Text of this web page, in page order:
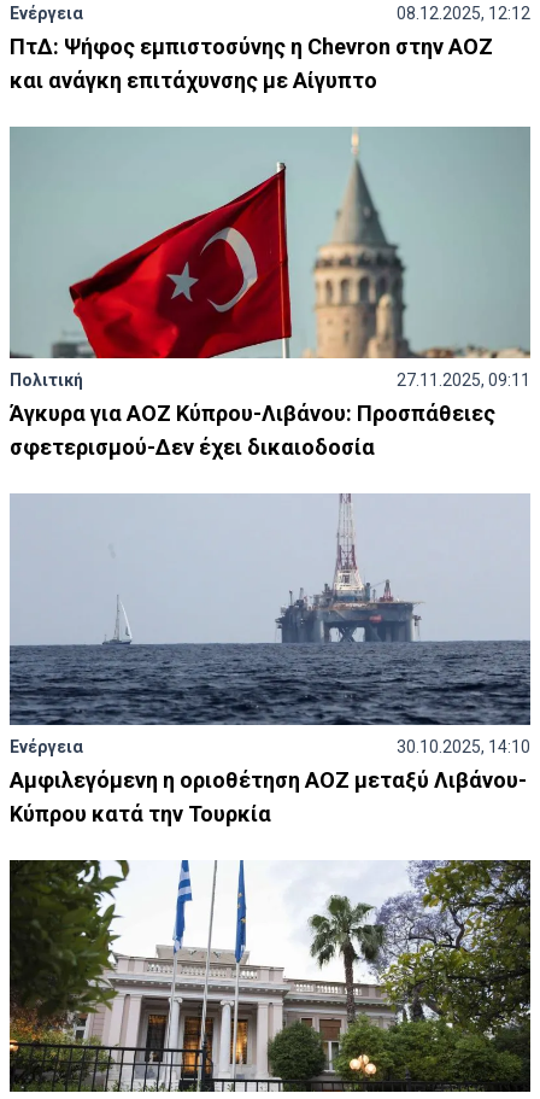
Ενέργεια 08.12.2025, 12:12
ΠτΔ: Ψήφος εμπιστοσύνης η Chevron στην ΑΟΖ
και ανάγκη επιτάχυνσης με Αίγυπτο
Πολιτική 27.11.2025, 09:11
Άγκυρα για ΑΟΖ Κύπρου-Λιβάνου: Προσπάθειες
σφετερισμού-Δεν έχει δικαιοδοσία
Ενέργεια 30.10.2025, 14:10
Αμφιλεγόμενη η οριοθέτηση ΑΟΖ μεταξύ Λιβάνου-
Κύπρου κατά την Τουρκία